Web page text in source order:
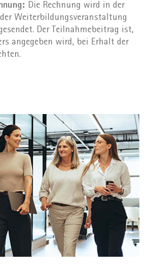
Die Rechnung wird in der
Weiterbildungsveranstaltung
Der Teilnahmebeitrag ist,
angegeben wird, bei Erhalt der